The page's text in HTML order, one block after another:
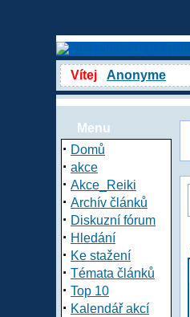
Vítej Anonyme
Menu
· Domů
· akce
· Akce_Reiki
· Archív článků
· Diskuzní fórum
· Hledání
· Ke stažení
· Témata článků
· Top 10
· Kalendář akcí